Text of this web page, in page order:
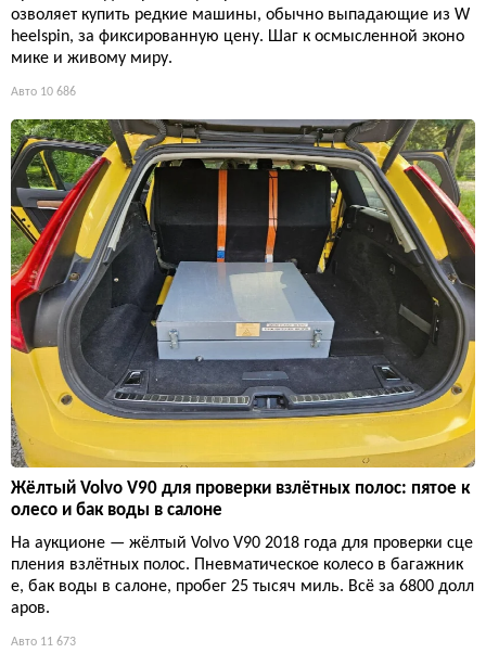
озволяет купить редкие машины, обычно выпадающие из W
heelspin, за фиксированную цену. Шаг к осмысленной эконо
мике и живому миру.
Авто 10 686
Жёлтый Volvo V90 для проверки взлётных полос: пятое к
олесо и бак воды в салоне
На аукционе — жёлтый Volvo V90 2018 года для проверки сце
пления взлётных полос. Пневматическое колесо в багажник
е, бак воды в салоне, пробег 25 тысяч миль. Всё за 6800 долл
аров.
Авто 11 673